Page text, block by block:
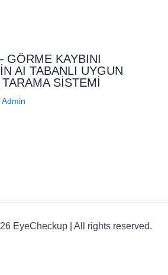
GÖRME KAYBINI
AI TABANLI UYGUN
SİSTEMİ
EyeCheckup | All rights reserved.